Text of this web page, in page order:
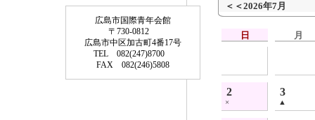
＜＜2026年7月
日 月
2
×
3
▲
広島市国際青年会館
〒730-0812
広島市中区加古町4番17号
TEL 082(247)8700
FAX 082(246)5808